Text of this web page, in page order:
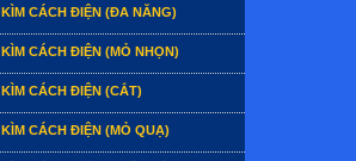
KÌM CÁCH ĐIỆN (ĐA NĂNG)
KÌM CÁCH ĐIỆN (MỎ NHỌN)
KÌM CÁCH ĐIỆN (CẮT)
KÌM CÁCH ĐIỆN (MỎ QUẠ)